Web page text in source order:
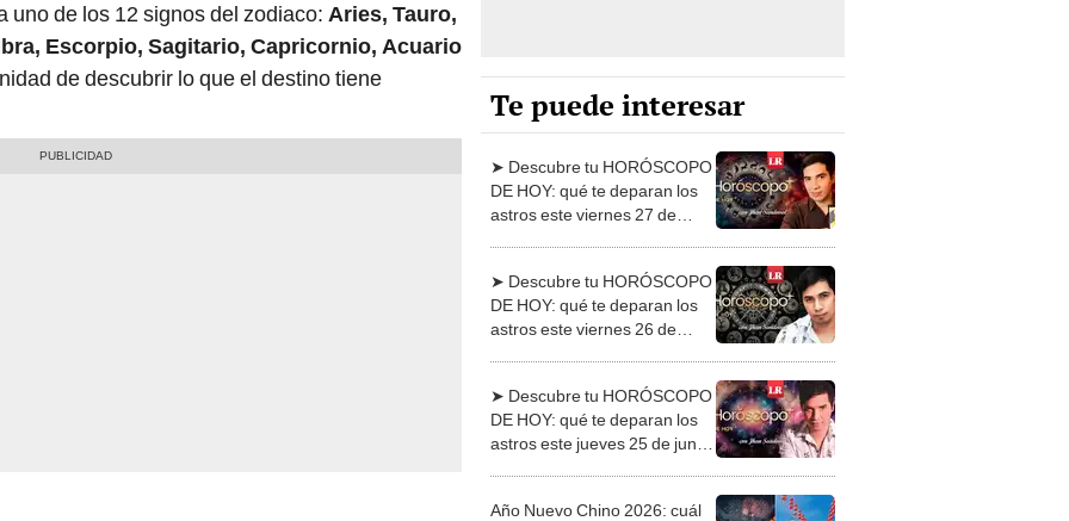
de los 12 signos del zodiaco: Aries, Tauro,
Escorpio, Sagitario, Capricornio, Acuario
de descubrir lo que el destino tiene
Te puede interesar
➤ Descubre tu HORÓSCOPO
DE HOY: qué te deparan los
astros este viernes 27 de
➤ Descubre tu HORÓSCOPO
DE HOY: qué te deparan los
astros este viernes 26 de
➤ Descubre tu HORÓSCOPO
DE HOY: qué te deparan los
astros este jueves 25 de junio,
Año Nuevo Chino 2026: cuál